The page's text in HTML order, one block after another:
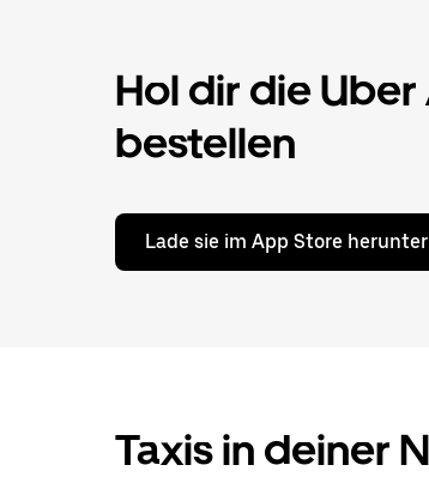
Hol dir die Uber
bestellen
Lade sie im App Store herunter
Taxis in deiner